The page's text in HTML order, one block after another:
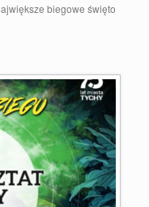
biegowe święto